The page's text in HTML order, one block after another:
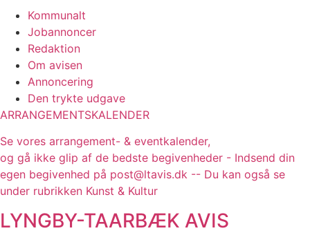
Kommunalt
Jobannoncer
Redaktion
Om avisen
Annoncering
Den trykte udgave
ARRANGEMENTSKALENDER
Se vores arrangement- & eventkalender,
og gå ikke glip af de bedste begivenheder - Indsend din
egen begivenhed på post@ltavis.dk -- Du kan også se
under rubrikken Kunst & Kultur
LYNGBY-TAARBÆK AVIS